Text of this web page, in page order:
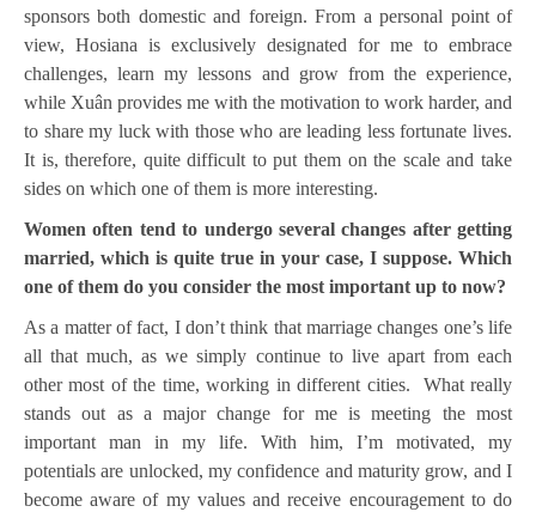
sponsors both domestic and foreign. From a personal point of
view, Hosiana is exclusively designated for me to embrace
challenges, learn my lessons and grow from the experience,
while Xuân provides me with the motivation to work harder, and
to share my luck with those who are leading less fortunate lives.
It is, therefore, quite difficult to put them on the scale and take
sides on which one of them is more interesting.
Women often tend to undergo several changes after getting
married, which is quite true in your case, I suppose. Which
one of them do you consider the most important up to now?
As a matter of fact, I don’t think that marriage changes one’s life
all that much, as we simply continue to live apart from each
other most of the time, working in different cities. What really
stands out as a major change for me is meeting the most
important man in my life. With him, I’m motivated, my
potentials are unlocked, my confidence and maturity grow, and I
become aware of my values and receive encouragement to do